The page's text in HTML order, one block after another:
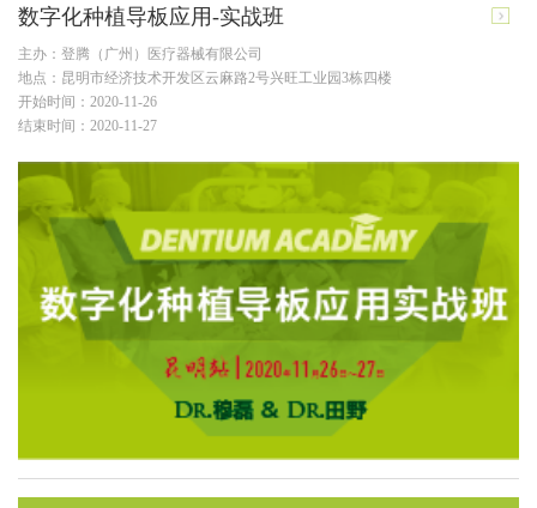
数字化种植导板应用-实战班
主办：登腾（广州）医疗器械有限公司
地点：昆明市经济技术开发区云麻路2号兴旺工业园3栋四楼
开始时间：2020-11-26
结束时间：2020-11-27